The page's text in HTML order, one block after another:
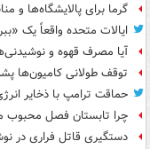
گرما برای پالایشگاه‌ها و
ایالات متحده واقعاً یک
آیا مصرف قهوه و
توقف طولانی کامیون‌ها
حماقت ترامپ با ذخایر
چرا تابستان فصل
دستگیری قاتل فراری در